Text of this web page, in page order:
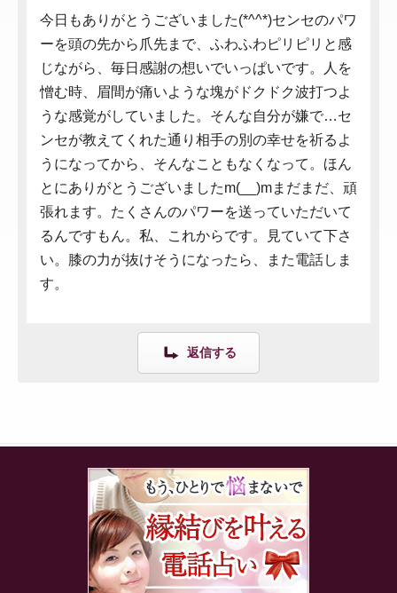
今日もありがとうございました(*^^*)センセのパワ
ーを頭の先から爪先まで、ふわふわピリピリと感
じながら、毎日感謝の想いでいっぱいです。人を
憎む時、眉間が痛いような塊がドクドク波打つよ
うな感覚がしていました。そんな自分が嫌で…セ
ンセが教えてくれた通り相手の別の幸せを祈るよ
うになってから、そんなこともなくなって。ほん
とにありがとうございましたm(__)mまだまだ、頑
張れます。たくさんのパワーを送っていただいて
るんですもん。私、これからです。見ていて下さ
い。膝の力が抜けそうになったら、また電話しま
す。
返信する